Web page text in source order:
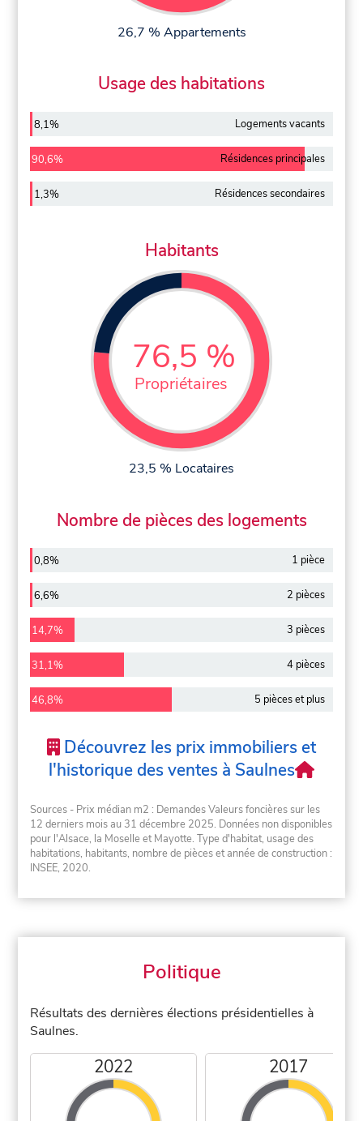
26,7 % Appartements
Usage des habitations
8,1% Logements vacants
90,6% Résidences principales
1,3% Résidences secondaires
Habitants
76,5 %
Propriétaires
23,5 % Locataires
Nombre de pièces des logements
0,8% 1 pièce
6,6% 2 pièces
14,7% 3 pièces
31,1% 4 pièces
46,8% 5 pièces et plus
Découvrez les prix immobiliers et
l'historique des ventes à Saulnes
Sources - Prix médian m2 : Demandes Valeurs foncières sur les
12 derniers mois au 31 décembre 2025. Données non disponibles
pour l'Alsace, la Moselle et Mayotte. Type d'habitat, usage des
habitations, habitants, nombre de pièces et année de construction :
INSEE, 2020.
Politique
Résultats des dernières élections présidentielles à
Saulnes.
2022 2017